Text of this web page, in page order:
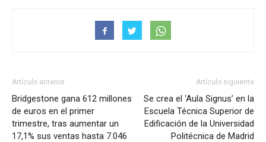
Artículo anterior
Bridgestone gana 612 millones
de euros en el primer
trimestre, tras aumentar un
17,1% sus ventas hasta 7.046
Artículo siguiente
Se crea el ‘Aula Signus’ en la
Escuela Técnica Superior de
Edificación de la Universidad
Politécnica de Madrid